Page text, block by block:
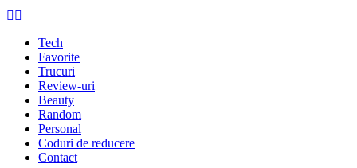
Tech
Favorite
Trucuri
Review-uri
Beauty
Random
Personal
Coduri de reducere
Contact